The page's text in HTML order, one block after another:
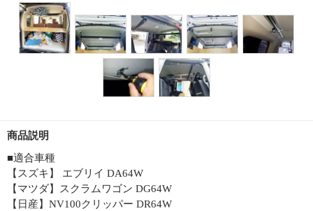
商品説明
■適合車種
【スズキ】 エブリイ DA64W
【マツダ】スクラムワゴン DG64W
【日産】NV100クリッパー DR64W